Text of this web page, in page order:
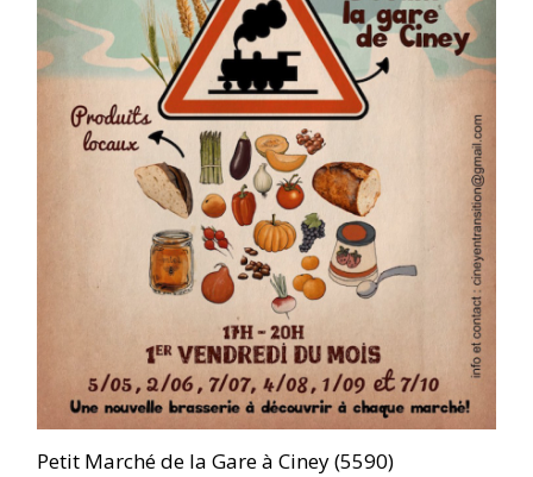
Petit Marché de la Gare à Ciney (5590)